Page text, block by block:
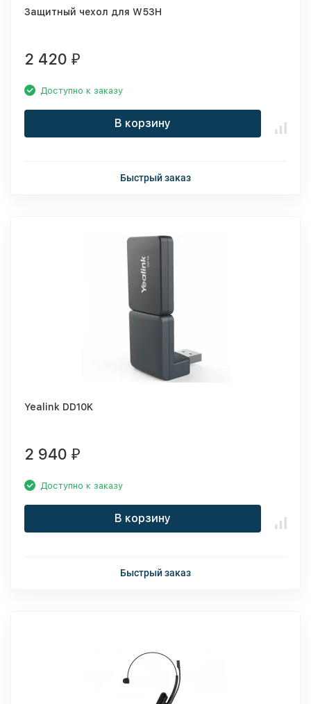
Защитный чехол для W53H
2 420 ₽
Доступно к заказу
В корзину
Быстрый заказ
Yealink DD10K
2 940 ₽
Доступно к заказу
В корзину
Быстрый заказ